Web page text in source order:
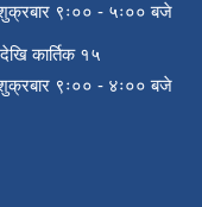
शुक्रबार ९ः०० - ५ः०० बजे
कार्तिक १५
शुक्रबार ९ः०० - ४ः०० बजे